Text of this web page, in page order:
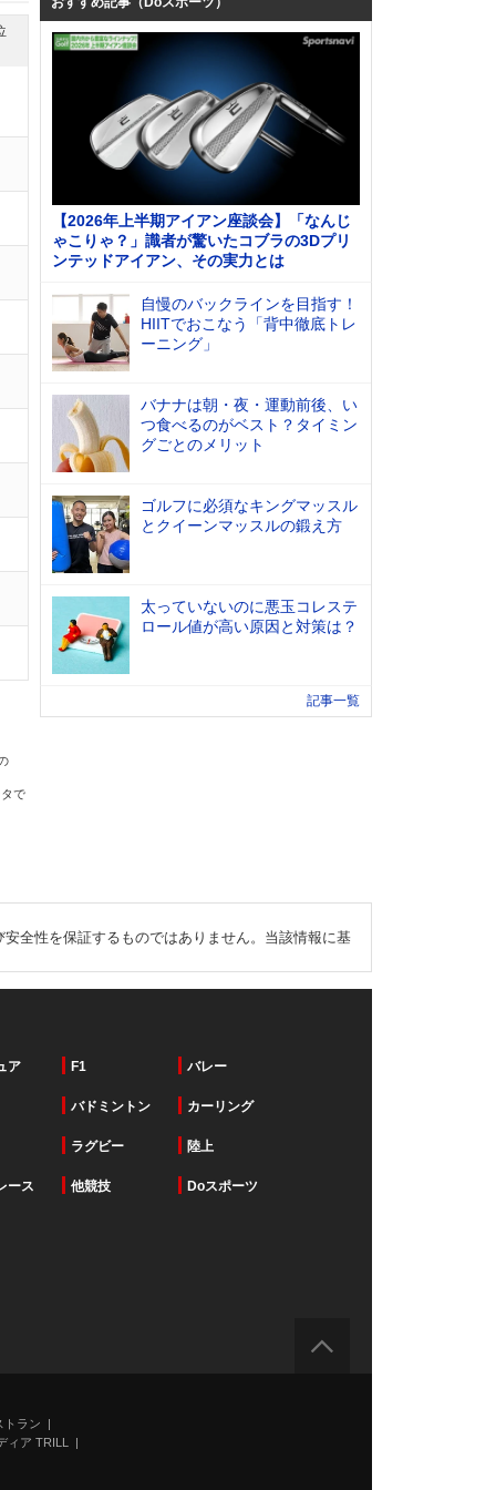
で
【2026年上半期アイアン座談会】「なんじ
ゃこりゃ？」識者が驚いたコブラの3Dプリ
ンテッドアイアン、その実力とは
自慢のバックラインを目指す！
HIITでおこなう「背中徹底トレ
ーニング」
バナナは朝・夜・運動前後、い
つ食べるのがベスト？タイミン
グごとのメリット
ゴルフに必須なキングマッスル
とクイーンマッスルの鍛え方
太っていないのに悪玉コレステ
ロール値が高い原因と対策は？
記事一覧
全性を保証するものではありません。当該情報に基
ア F1 バレー
バドミントン カーリング
ラグビー 陸上
ース 他競技 Doスポーツ
ラン
ィア TRILL